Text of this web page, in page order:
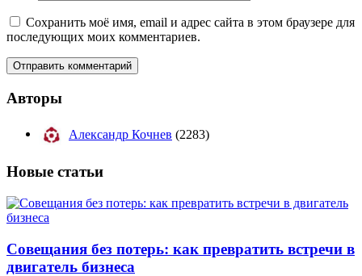
Сохранить моё имя, email и адрес сайта в этом браузере для
последующих моих комментариев.
Авторы
Александр Кочнев (2283)
Новые статьи
Совещания без потерь: как превратить встречи в
двигатель бизнеса